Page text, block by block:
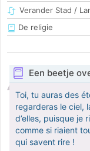
Verander Stad /
De religie
Een beetje
Toi, tu auras des
regarderas le ciel,
d’elles, puisque je
comme si riaient
qui savent rire !